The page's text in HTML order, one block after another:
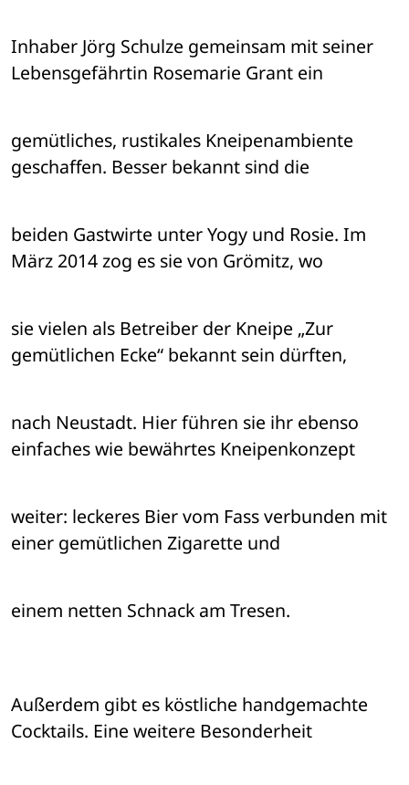
Inhaber Jörg Schulze gemeinsam mit seiner
Lebensgefährtin Rosemarie Grant ein
gemütliches, rustikales Kneipenambiente
geschaffen. Besser bekannt sind die
beiden Gastwirte unter Yogy und Rosie. Im
März 2014 zog es sie von Grömitz, wo
sie vielen als Betreiber der Kneipe „Zur
gemütlichen Ecke“ bekannt sein dürften,
nach Neustadt. Hier führen sie ihr ebenso
einfaches wie bewährtes Kneipenkonzept
weiter: leckeres Bier vom Fass verbunden mit
einer gemütlichen Zigarette und
einem netten Schnack am Tresen.
Außerdem gibt es köstliche handgemachte
Cocktails. Eine weitere Besonderheit